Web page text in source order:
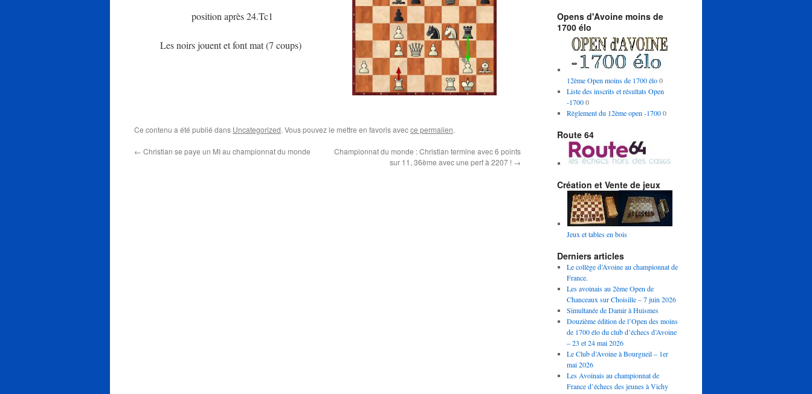
position après 24.Tc1
Les noirs jouent et font mat (7 coups)
Ce contenu a été publié dans Uncategorized. Vous pouvez le mettre en favoris avecce permalien.
← Christian se paye un MI au championnat du monde
Championnat du monde : Christian termine avec 6 points
sur 11, 36ème avec une perf à 2207 ! →
Opens d'Avoine moins de
1700 élo
12ème Open moins de 1700 élo0
Liste des inscrits et résultats Open
-17000
Règlement du 12ème open -17000
Route 64
Création et Vente de jeux
Jeux et tables en bois
Derniers articles
Le collège d’Avoine au championnat de
France.
Les avoinais au 2ème Open de
Chanceaux sur Choisille – 7 juin 2026
Simultanée de Damir à Huismes
Douzième édition de l’Open des moins
de 1700 élo du club d’échecs d’Avoine
– 23 et 24 mai 2026
Le Club d’Avoine à Bourgueil – 1er
mai 2026
Les Avoinais au championnat de
France d’échecs des jeunes à Vichy